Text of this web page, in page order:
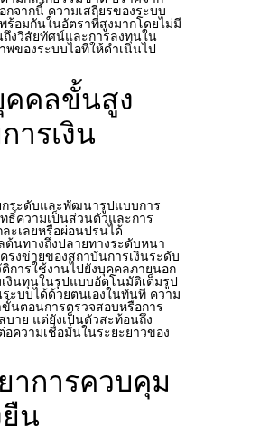
จากนี้ ความเสถียรของระบบ
ร้อมกันในอัตราที่สูงมากโดยไม่มี
งวิสัยทัศน์และการลงทุนใน
พของระบบไอทีให้ดำเนินไป
คคลขั้นสูง
ารเงิน
กระดับและพัฒนารูปแบบการ
ธิ์ความเป็นส่วนตัวและการ
ะเลยหรือผ่อนปรนได้
นทางถึงปลายทางระดับหนา
งข่ายของสถาบันการเงินระดับ
การใช้งานไปยังบุคคลภายนอก
งินทุนในรูปแบบอัตโนมัติเต็มรูป
ะบบได้ด้วยตนเองในทันที ความ
นตอนการตรวจสอบหรือการ
าย แต่ยังเป็นตัวสะท้อนถึง
ความเชื่อมั่นในระยะยาวของ
การควบคุม
น